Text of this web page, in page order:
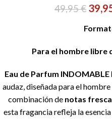
49,95€
Para el hombre libre
Eau de Parfum INDOMABLE
audaz, diseñada para el
combinación de notas
esta fragancia refleja la